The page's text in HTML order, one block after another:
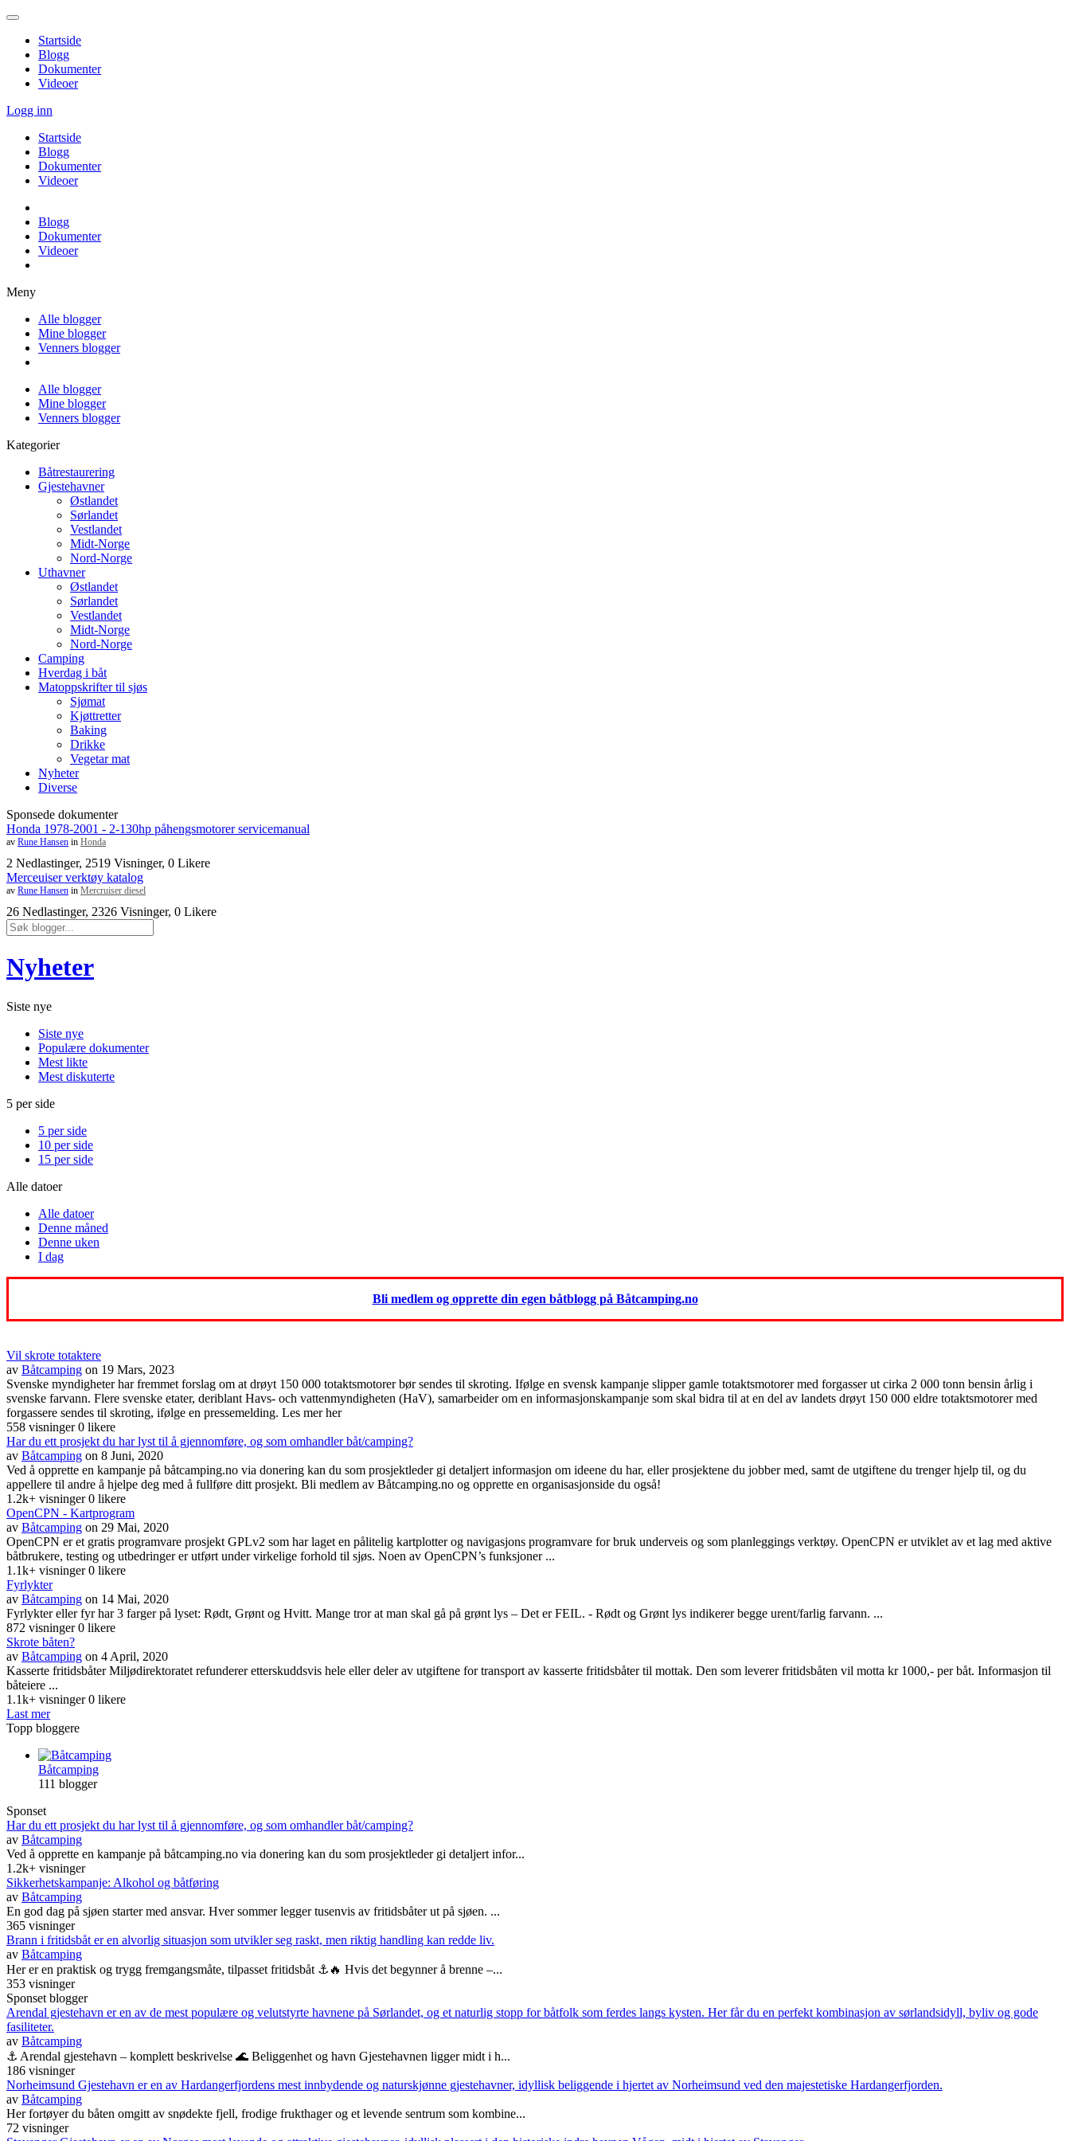
Startside
Blogg
Dokumenter
Videoer
Logg inn
Startside
Blogg
Dokumenter
Videoer
Blogg
Dokumenter
Videoer
Meny
Alle blogger
Mine blogger
Venners blogger
Alle blogger
Mine blogger
Venners blogger
Kategorier
Båtrestaurering
Gjestehavner
Østlandet
Sørlandet
Vestlandet
Midt-Norge
Nord-Norge
Uthavner
Østlandet
Sørlandet
Vestlandet
Midt-Norge
Nord-Norge
Camping
Hverdag i båt
Matoppskrifter til sjøs
Sjømat
Kjøttretter
Baking
Drikke
Vegetar mat
Nyheter
Diverse
Sponsede dokumenter
Honda 1978-2001 - 2-130hp påhengsmotorer servicemanual
av Rune Hansen in Honda
2 Nedlastinger, 2519 Visninger, 0 Likere
Merceuiser verktøy katalog
av Rune Hansen in Mercruiser diesel
26 Nedlastinger, 2326 Visninger, 0 Likere
Nyheter
Siste nye
Siste nye
Populære dokumenter
Mest likte
Mest diskuterte
5 per side
5 per side
10 per side
15 per side
Alle datoer
Alle datoer
Denne måned
Denne uken
I dag
Bli medlem og opprette din egen båtblogg på Båtcamping.no
Vil skrote totaktere
av Båtcamping on 19 Mars, 2023
Svenske myndigheter har fremmet forslag om at drøyt 150 000 totaktsmotorer bør sendes til skroting. Ifølge en svensk kampanje slipper gamle totaktsmotorer med forgasser ut cirka 2 000 tonn bensin årlig i
svenske farvann. Flere svenske etater, deriblant Havs- och vattenmyndigheten (HaV), samarbeider om en informasjonskampanje som skal bidra til at en del av landets drøyt 150 000 eldre totaktsmotorer med
forgassere sendes til skroting, ifølge en pressemelding. Les mer her
558 visninger0 likere
Har du ett prosjekt du har lyst til å gjennomføre, og som omhandler båt/camping?
av Båtcamping on 8 Juni, 2020
Ved å opprette en kampanje på båtcamping.no via donering kan du som prosjektleder gi detaljert informasjon om ideene du har, eller prosjektene du jobber med, samt de utgiftene du trenger hjelp til, og du
appellere til andre å hjelpe deg med å fullføre ditt prosjekt. Bli medlem av Båtcamping.no og opprette en organisasjonside du også!
1.2k+ visninger0 likere
OpenCPN - Kartprogram
av Båtcamping on 29 Mai, 2020
OpenCPN er et gratis programvare prosjekt GPLv2 som har laget en pålitelig kartplotter og navigasjons programvare for bruk underveis og som planleggings verktøy. OpenCPN er utviklet av et lag med aktive
båtbrukere, testing og utbedringer er utført under virkelige forhold til sjøs. Noen av OpenCPN’s funksjoner ...
1.1k+ visninger0 likere
Fyrlykter
av Båtcamping on 14 Mai, 2020
Fyrlykter eller fyr har 3 farger på lyset: Rødt, Grønt og Hvitt. Mange tror at man skal gå på grønt lys – Det er FEIL. - Rødt og Grønt lys indikerer begge urent/farlig farvann. ...
872 visninger0 likere
Skrote båten?
av Båtcamping on 4 April, 2020
Kasserte fritidsbåter Miljødirektoratet refunderer etterskuddsvis hele eller deler av utgiftene for transport av kasserte fritidsbåter til mottak. Den som leverer fritidsbåten vil motta kr 1000,- per båt. Informasjon til
båteiere ...
1.1k+ visninger0 likere
Last mer
Topp bloggere
Båtcamping
111 blogger
Sponset
Har du ett prosjekt du har lyst til å gjennomføre, og som omhandler båt/camping?
av Båtcamping
Ved å opprette en kampanje på båtcamping.no via donering kan du som prosjektleder gi detaljert infor...
1.2k+ visninger
Sikkerhetskampanje: Alkohol og båtføring
av Båtcamping
En god dag på sjøen starter med ansvar. Hver sommer legger tusenvis av fritidsbåter ut på sjøen. ...
365 visninger
Brann i fritidsbåt er en alvorlig situasjon som utvikler seg raskt, men riktig handling kan redde liv.
av Båtcamping
Her er en praktisk og trygg fremgangsmåte, tilpasset fritidsbåt ⚓🔥 Hvis det begynner å brenne –...
353 visninger
Sponset blogger
Arendal gjestehavn er en av de mest populære og velutstyrte havnene på Sørlandet, og et naturlig stopp for båtfolk som ferdes langs kysten. Her får du en perfekt kombinasjon av sørlandsidyll, byliv og gode
fasiliteter.
av Båtcamping
⚓ Arendal gjestehavn – komplett beskrivelse 🌊 Beliggenhet og havn Gjestehavnen ligger midt i h...
186 visninger
Norheimsund Gjestehavn er en av Hardangerfjordens mest innbydende og naturskjønne gjestehavner, idyllisk beliggende i hjertet av Norheimsund ved den majestetiske Hardangerfjorden.
av Båtcamping
Her fortøyer du båten omgitt av snødekte fjell, frodige frukthager og et levende sentrum som kombine...
72 visninger